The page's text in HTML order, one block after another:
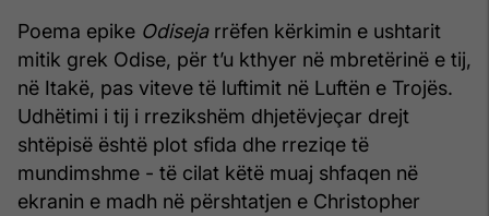
Poema epike Odisejarrëfen kërkimin e ushtarit
mitik grek Odise, për t’u kthyer në mbretërinë e tij,
në Itakë, pas viteve të luftimit në Luftën e Trojës.
Udhëtimi i tij i rrezikshëm dhjetëvjeçar drejt
shtëpisë është plot sfida dhe rreziqe të
mundimshme - të cilat këtë muaj shfaqen në
ekranin e madh në përshtatjen e Christopher